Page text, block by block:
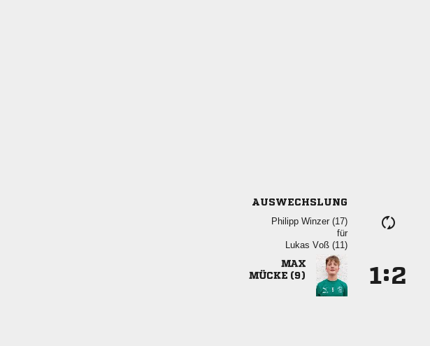
AUSWECHSLUNG
  
für
  

 
: